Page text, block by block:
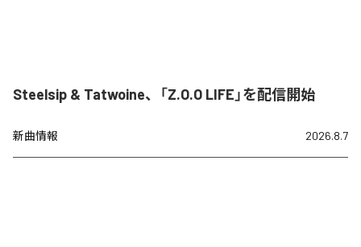
Steelsip & Tatwoine、「Z.O.O LIFE」を配信開始
新曲情報 2026.8.7